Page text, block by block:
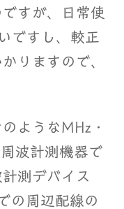
すが、日常使
ですし、較正
りますので、
ようなMHz・
波計測機器で
測デバイス
の周辺配線の